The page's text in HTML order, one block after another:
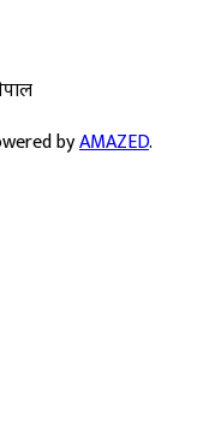
byAMAZED.